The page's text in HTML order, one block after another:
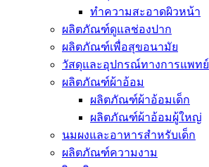
ทำความสะอาดผิวหน้า
ผลิตภัณฑ์ดูแลช่องปาก
ผลิตภัณฑ์เพื่อสุขอนามัย
วัสดุและอุปกรณ์ทางการแพทย์
ผลิตภัณฑ์ผ้าอ้อม
ผลิตภัณฑ์ผ้าอ้อมเด็ก
ผลิตภัณฑ์ผ้าอ้อมผู้ใหญ่
นมผงและอาหารสำหรับเด็ก
ผลิตภัณฑ์ความงาม